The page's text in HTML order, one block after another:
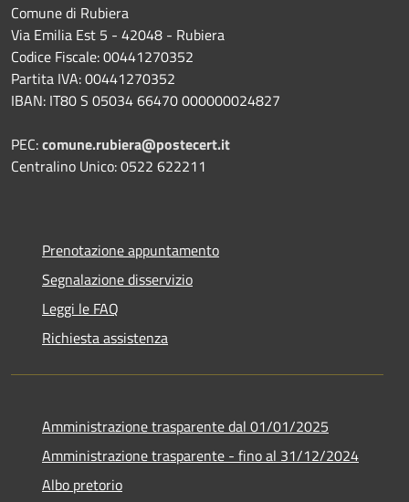
Comune di Rubiera
Via Emilia Est 5 - 42048 - Rubiera
Codice Fiscale: 00441270352
Partita IVA: 00441270352
IBAN: IT80 S 05034 66470 000000024827
PEC:comune.rubiera@postecert.it
Centralino Unico: 0522 622211
Prenotazione appuntamento
Segnalazione disservizio
Leggi le FAQ
Richiesta assistenza
Amministrazione trasparente dal 01/01/2025
Amministrazione trasparente - fino al 31/12/2024
Albo pretorio